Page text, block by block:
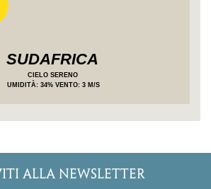
SUDAFRICA
CIELO SERENO
UMIDITÀ: 34% VENTO: 3 M/S
ALLA NEWSLETTER